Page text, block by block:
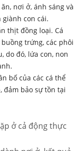
nơi ở, ánh sáng và
giành con cái.
thịt đồng loại. Cá
trứng, các phôi
do đó, lứa con, non
bố của các cá thể
bảo sự tồn tại
ở cả động thực